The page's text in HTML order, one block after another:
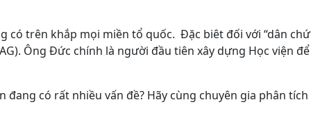
trên khắp mọi miền tổ quốc. Đặc biêt đối với “dân
Ông Đức chính là người đầu tiên xây dựng Học
có rất nhiều vấn đề? Hãy cùng chuyên gia phân